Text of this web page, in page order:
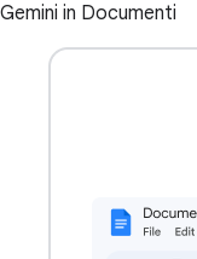
Gemini in Documenti